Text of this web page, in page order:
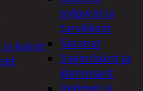
pylpyrät ja
tarvikkeet
Saranat
Vaijerilukot ja
klemmarit
ja kasvit